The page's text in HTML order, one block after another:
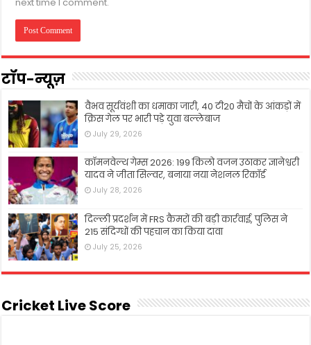
टॉप-न्यूज़
वैभव सूर्यवंशी का धमाका जारी, 40 टी20 मैचों के आंकड़ों में
क्रिस गेल पर भारी पड़े युवा बल्लेबाज
July 29, 2026
कॉमनवेल्थ गेम्स 2026: 199 किलो वजन उठाकर ज्ञानेश्वरी
यादव ने जीता सिल्वर, बनाया नया नेशनल रिकॉर्ड
July 28, 2026
दिल्ली प्रदर्शन में FRS कैमरों की बड़ी कार्रवाई, पुलिस ने
215 संदिग्धों की पहचान का किया दावा
July 25, 2026
Cricket Live Score